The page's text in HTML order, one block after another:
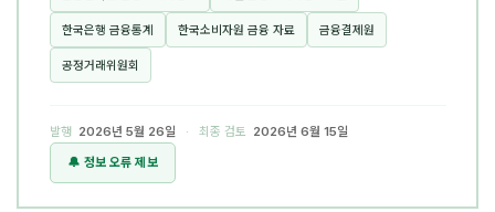
한국은행 금융통계 한국소비자원 금융 자료 금융결제원
공정거래위원회
발행 2026년 5월 26일 · 최종 검토
2026년 6월 15일
🔔 정보 오류 제보